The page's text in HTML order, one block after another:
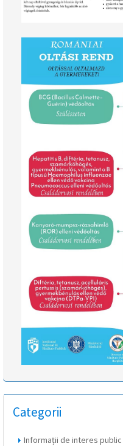
Categorii
Informații de interes public